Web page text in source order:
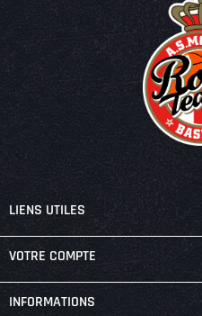
LIENS UTILES
VOTRE COMPTE
INFORMATIONS